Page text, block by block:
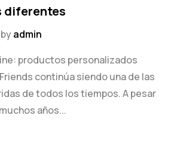
diferentes
byadmin
productos personalizados
continúa siendo una de las
de todos los tiempos. A pesar
años...